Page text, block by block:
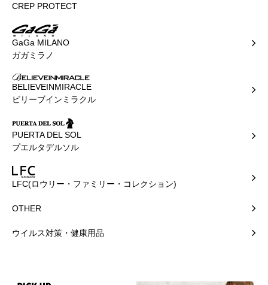
CREP PROTECT
GaGa MILANO
ガガミラノ
BELIEVEINMIRACLE
ビリーブインミラクル
PUERTA DEL SOL
プエルタデルソル
LFC(ロウリー・ファミリー・コレクション)
OTHER
ウイルス対策・健康用品